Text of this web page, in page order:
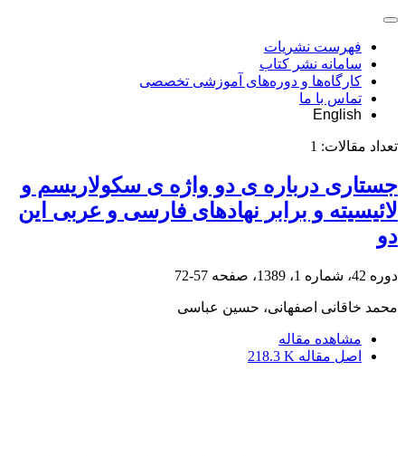
فهرست نشریات
سامانه نشر کتاب
کارگاه‌ها و دوره‌های آموزشی تخصصی
تماس با ما
English
تعداد مقالات: 1
جستاری درباره ی دو واژه ی سکولاریسم و
لائیسیته و برابر نهادهای فارسی و عربی این
دو
دوره 42، شماره 1، 1389، صفحه 57-72
محمد خاقانی اصفهانی، حسین عباسی
مشاهده مقاله
اصل مقاله 218.3 K